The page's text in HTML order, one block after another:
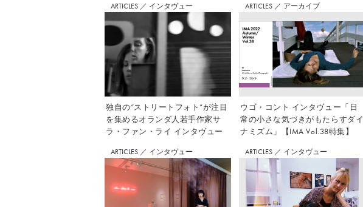
ARTICLES ／ インタヴュー
独自の“ストリートフォト”が注目
を集めるオランダ人若手作家サ
ラ・ファン・ライ インタヴュー
ARTICLES ／ アーカイブ
ウゴ・コント インタヴュー「日
常の小さな気づきがもたらすダイ
ナミズム」【IMA Vol.38特集】
ARTICLES ／ インタヴュー ARTICLES ／ インタヴュー